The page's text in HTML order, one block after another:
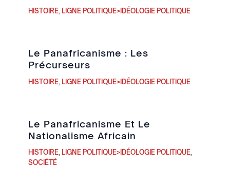
HISTOIRE, LIGNE POLITIQUE>IDÉOLOGIE POLITIQUE
Le Panafricanisme : Les
Précurseurs
HISTOIRE, LIGNE POLITIQUE>IDÉOLOGIE POLITIQUE
Le Panafricanisme Et Le
Nationalisme Africain
HISTOIRE, LIGNE POLITIQUE>IDÉOLOGIE POLITIQUE,
SOCIÉTÉ